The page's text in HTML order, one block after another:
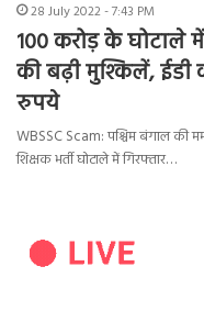
28 July 2022 - 7:43 PM
100 करोड़ के घोटाले में
की बढ़ी मुश्किलें,
रुपये
WBSSC Scam: पश्चिम बंगाल की
शिक्षक भर्ती घोटाले में गिरफ्तार…